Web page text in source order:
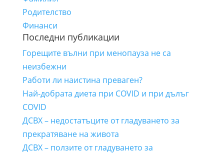
Родителство
Финанси
Последни публикации
Горещите вълни при менопауза не са
неизбежни
Работи ли наистина преваген?
Най-добрата диета при COVID и при дълъг
COVID
ДСВХ – недостатъците от гладуването за
прекратяване на живота
ДСВХ – ползите от гладуването за